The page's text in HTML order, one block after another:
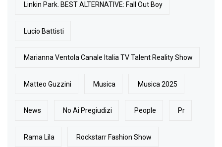
Linkin Park. BEST ALTERNATIVE: Fall Out Boy
Lucio Battisti
Marianna Ventola Canale Italia TV Talent Reality Show
Matteo Guzzini Musica Musica 2025
News No Ai Pregiudizi People Pr
Rama Lila Rockstarr Fashion Show